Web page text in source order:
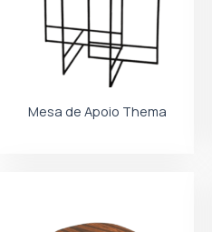
Mesa de Apoio Thema